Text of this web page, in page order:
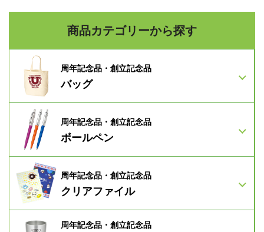
商品カテゴリーから探す
周年記念品・創立記念品
バッグ
周年記念品・創立記念品
ボールペン
周年記念品・創立記念品
クリアファイル
周年記念品・創立記念品